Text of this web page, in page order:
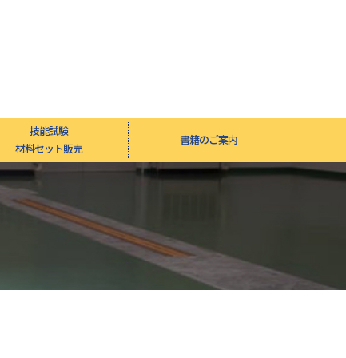
技能試験
材料セット販売
書籍のご案内